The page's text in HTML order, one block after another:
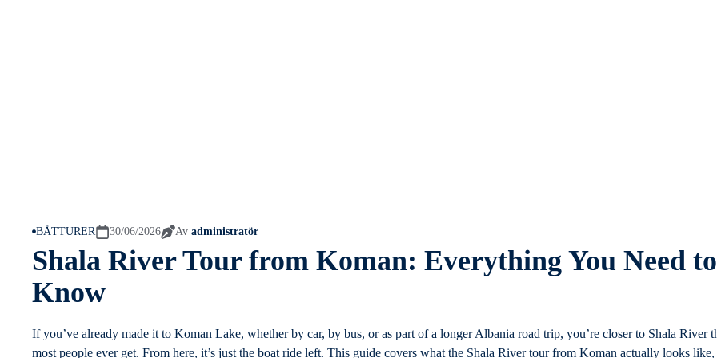
BÅTTURER 30/06/2026 Av administratör
Shala River Tour from Koman: Everything You Need to
Know
If you’ve already made it to Koman Lake, whether by car, by bus, or as part of a longer Albania road trip, you’re closer to Shala River
most people ever get. From here, it’s just the boat ride left. This guide covers what the Shala River tour from Koman actually looks like,